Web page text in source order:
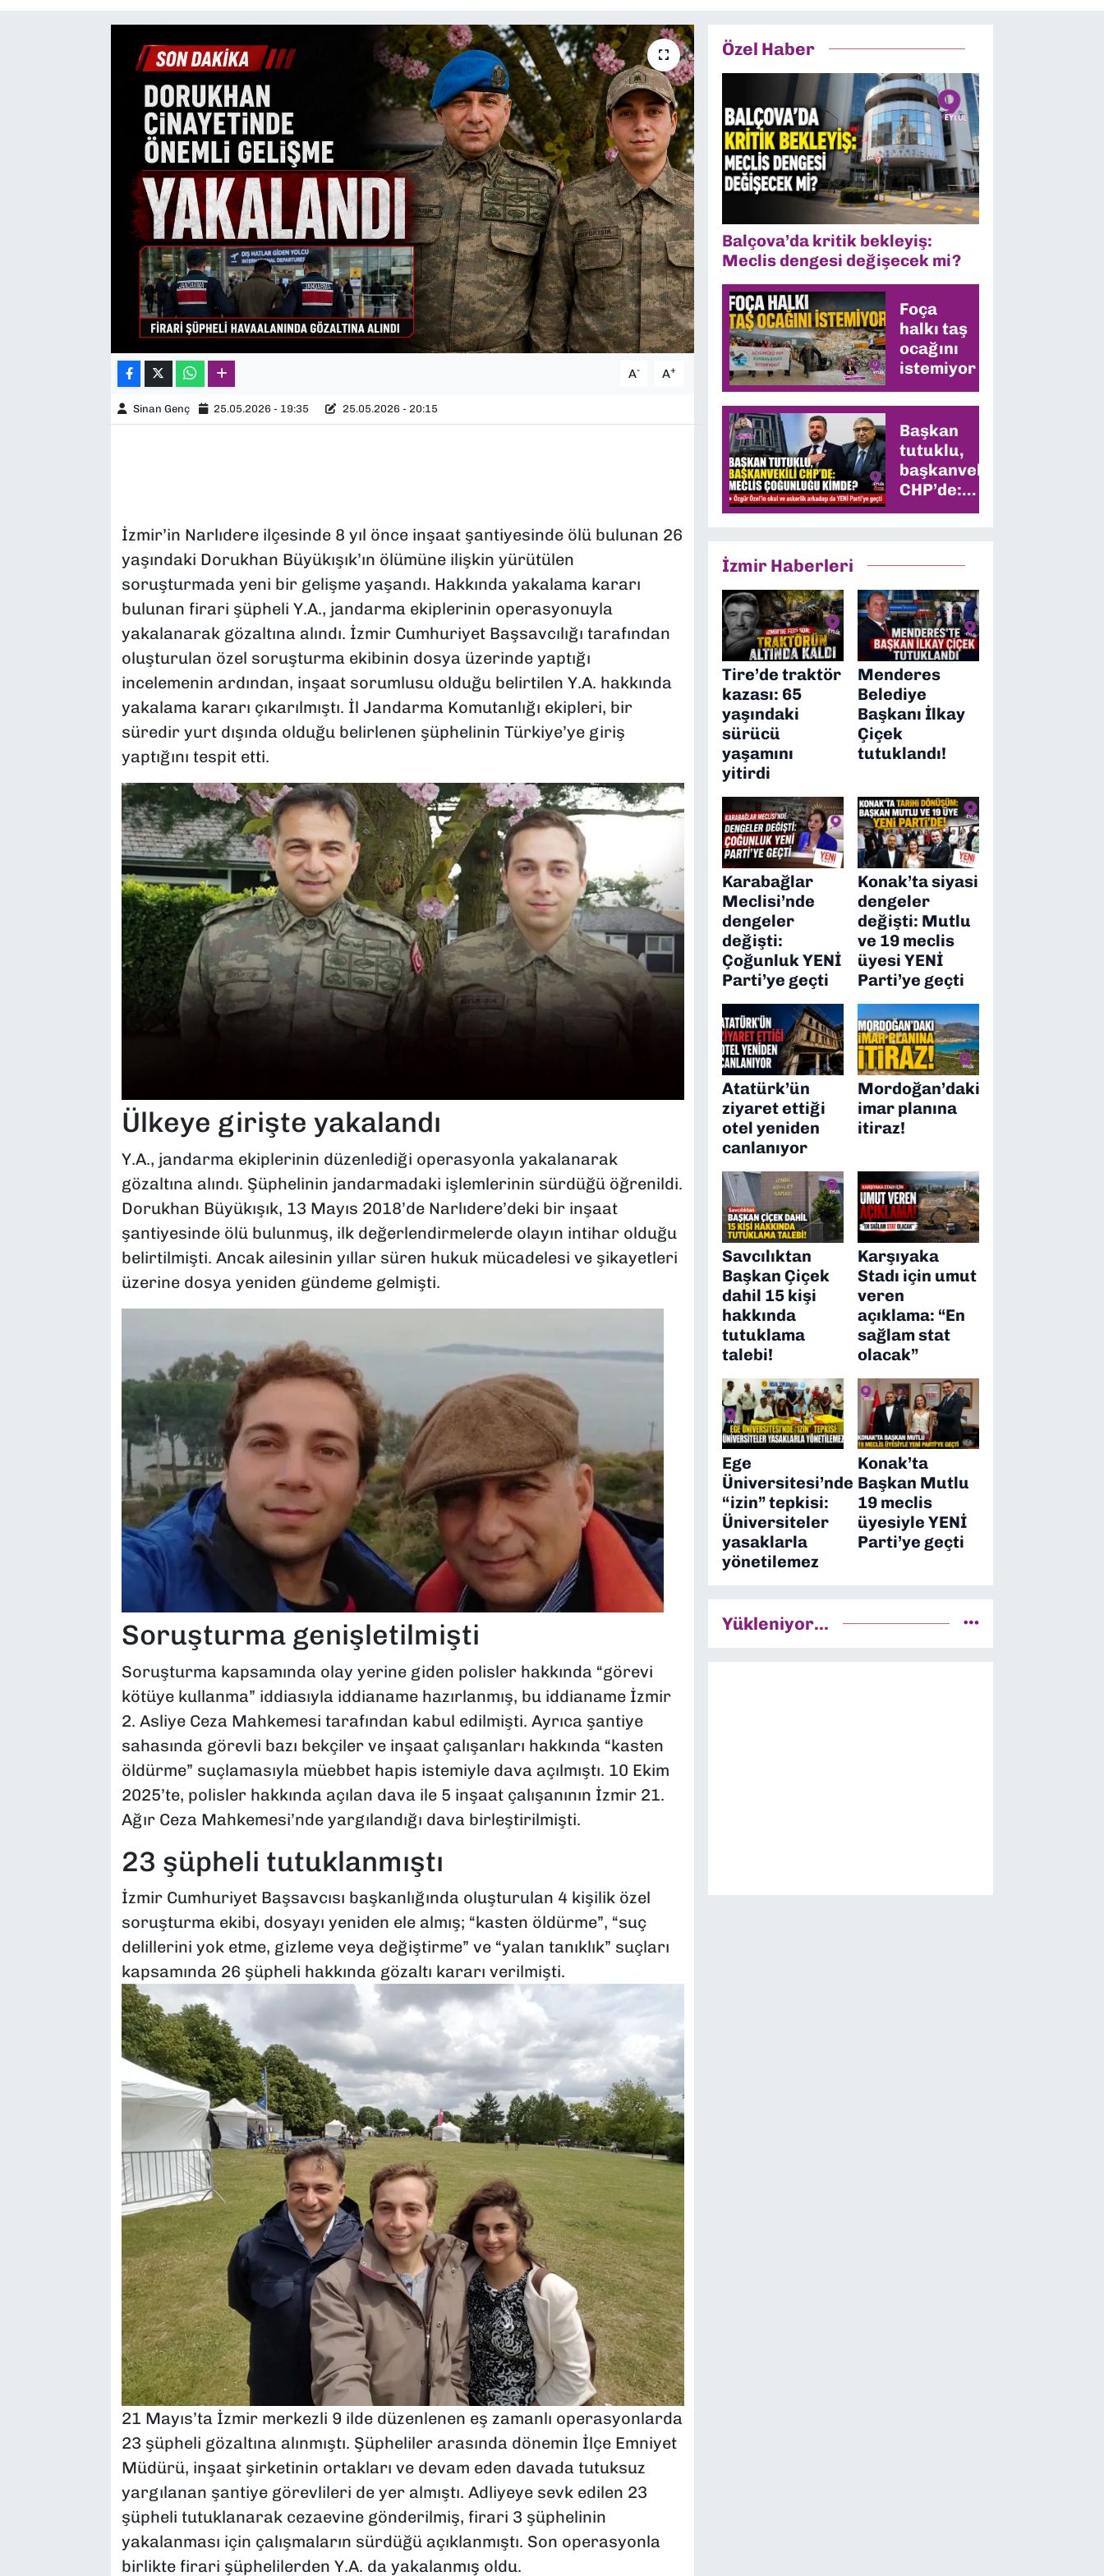
A- A+
Sinan Genç 25.05.2026 - 19:35 25.05.2026 - 20:15
İzmir’in Narlıdere ilçesinde 8 yıl önce inşaat şantiyesinde ölü bulunan 26
yaşındaki Dorukhan Büyükışık’ın ölümüne ilişkin yürütülen
soruşturmada yeni bir gelişme yaşandı. Hakkında yakalama kararı
bulunan firari şüpheli Y.A., jandarma ekiplerinin operasyonuyla
yakalanarak gözaltına alındı. İzmir Cumhuriyet Başsavcılığı tarafından
oluşturulan özel soruşturma ekibinin dosya üzerinde yaptığı
incelemenin ardından, inşaat sorumlusu olduğu belirtilen Y.A. hakkında
yakalama kararı çıkarılmıştı. İl Jandarma Komutanlığı ekipleri, bir
süredir yurt dışında olduğu belirlenen şüphelinin Türkiye’ye giriş
yaptığını tespit etti.
Ülkeye girişte yakalandı
Y.A., jandarma ekiplerinin düzenlediği operasyonla yakalanarak
gözaltına alındı. Şüphelinin jandarmadaki işlemlerinin sürdüğü öğrenildi.
Dorukhan Büyükışık, 13 Mayıs 2018’de Narlıdere’deki bir inşaat
şantiyesinde ölü bulunmuş, ilk değerlendirmelerde olayın intihar olduğu
belirtilmişti. Ancak ailesinin yıllar süren hukuk mücadelesi ve şikayetleri
üzerine dosya yeniden gündeme gelmişti.
Soruşturma genişletilmişti
Soruşturma kapsamında olay yerine giden polisler hakkında “görevi
kötüye kullanma” iddiasıyla iddianame hazırlanmış, bu iddianame İzmir
2. Asliye Ceza Mahkemesi tarafından kabul edilmişti. Ayrıca şantiye
sahasında görevli bazı bekçiler ve inşaat çalışanları hakkında “kasten
öldürme” suçlamasıyla müebbet hapis istemiyle dava açılmıştı. 10 Ekim
2025’te, polisler hakkında açılan dava ile 5 inşaat çalışanının İzmir 21.
Ağır Ceza Mahkemesi’nde yargılandığı dava birleştirilmişti.
23 şüpheli tutuklanmıştı
İzmir Cumhuriyet Başsavcısı başkanlığında oluşturulan 4 kişilik özel
soruşturma ekibi, dosyayı yeniden ele almış; “kasten öldürme”, “suç
delillerini yok etme, gizleme veya değiştirme” ve “yalan tanıklık” suçları
kapsamında 26 şüpheli hakkında gözaltı kararı verilmişti.
21 Mayıs’ta İzmir merkezli 9 ilde düzenlenen eş zamanlı operasyonlarda
23 şüpheli gözaltına alınmıştı. Şüpheliler arasında dönemin İlçe Emniyet
Müdürü, inşaat şirketinin ortakları ve devam eden davada tutuksuz
yargılanan şantiye görevlileri de yer almıştı. Adliyeye sevk edilen 23
şüpheli tutuklanarak cezaevine gönderilmiş, firari 3 şüphelinin
yakalanması için çalışmaların sürdüğü açıklanmıştı. Son operasyonla
birlikte firari şüphelilerden Y.A. da yakalanmış oldu.
Özel Haber
Balçova’da kritik bekleyiş:
Meclis dengesi değişecek mi?
Foça
halkı taş
ocağını
istemiyor
Başkan
tutuklu,
başkanvekili
CHP’de:
Meclis
İzmir Haberleri
Tire’de traktör
kazası: 65
yaşındaki
sürücü
yaşamını
yitirdi
Menderes
Belediye
Başkanı İlkay
Çiçek
tutuklandı!
Karabağlar
Meclisi’nde
dengeler
değişti:
Çoğunluk YENİ
Parti’ye geçti
Konak’ta siyasi
dengeler
değişti: Mutlu
ve 19 meclis
üyesi YENİ
Parti’ye geçti
Atatürk’ün
ziyaret ettiği
otel yeniden
canlanıyor
Mordoğan’daki
imar planına
itiraz!
Savcılıktan
Başkan Çiçek
dahil 15 kişi
hakkında
tutuklama
talebi!
Karşıyaka
Stadı için umut
veren
açıklama: “En
sağlam stat
olacak”
Ege
Üniversitesi’nde
“izin” tepkisi:
Üniversiteler
yasaklarla
yönetilemez
Konak’ta
Başkan Mutlu
19 meclis
üyesiyle YENİ
Parti’ye geçti
Yükleniyor...
YEREL YÖNETİMLER